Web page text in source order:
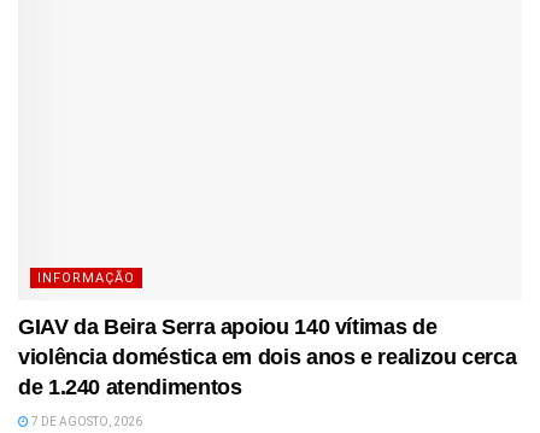
INFORMAÇÃO
GIAV da Beira Serra apoiou 140 vítimas de
violência doméstica em dois anos e realizou cerca
de 1.240 atendimentos
7 DE AGOSTO, 2026